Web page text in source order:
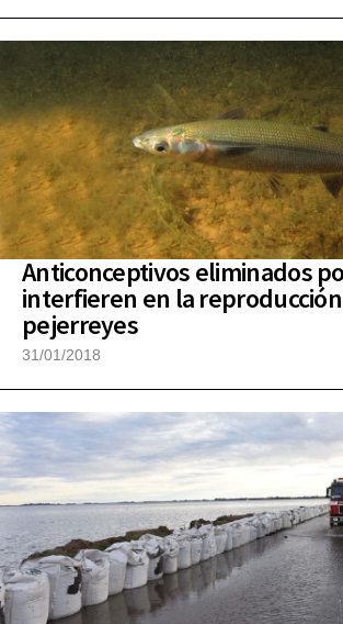
Anticonceptivos eliminados
interfieren en la
pejerreyes
31/01/2018